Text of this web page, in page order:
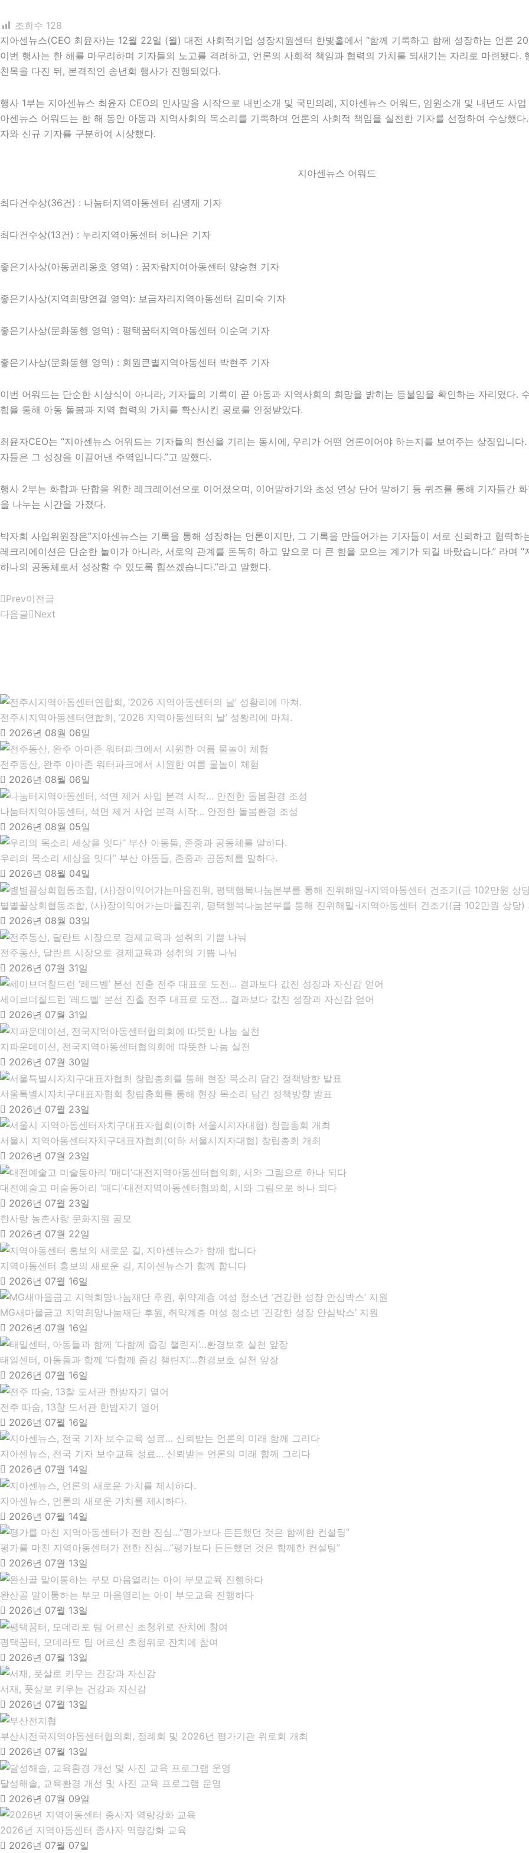
조회수 128
지아센뉴스(CEO 최윤자)는 12월 22일 (월) 대전 사회적기업 성장지원센터 한빛홀에서 “함께 기록하고 함께 성장하는 언론
이번 행사는 한 해를 마무리하며 기자들의 노고를 격려하고, 언론의 사회적 책임과 협력의 가치를 되새기는 자리로 마련됐다.
친목을 다진 뒤, 본격적인 송년회 행사가 진행되었다.
행사 1부는 지아센뉴스 최윤자 CEO의 인사말을 시작으로 내빈소개 및 국민의례, 지아센뉴스 어워드, 임원소개 및 내년도 사
아센뉴스 어워드는 한 해 동안 아동과 지역사회의 목소리를 기록하며 언론의 사회적 책임을 실천한 기자를 선정하여 수상했
자와 신규 기자를 구분하여 시상했다.
지아센뉴스 어워드
최다건수상(36건) : 나눔터지역아동센터 김명재 기자
최다건수상(13건) : 누리지역아동센터 허나은 기자
좋은기사상(아동권리옹호 영역) : 꿈자람지여아동센터 양승현 기자
좋은기사상(지역희망연결 영역): 보금자리지역아동센터 김미숙 기자
좋은기사상(문화동행 영역) : 평택꿈터지역아동센터 이순덕 기자
좋은기사상(문화동행 영역) : 회원큰별지역아동센터 박현주 기자
이번 어워드는 단순한 시상식이 아니라, 기자들의 기록이 곧 아동과 지역사회의 희망을 밝히는 등불임을 확인하는 자리였다.
힘을 통해 아동 돌봄과 지역 협력의 가치를 확산시킨 공로를 인정받았다.
최윤자CEO는 “지아센뉴스 어워드는 기자들의 헌신을 기리는 동시에, 우리가 어떤 언론이어야 하는지를 보여주는 상징입니
자들은 그 성장을 이끌어낸 주역입니다.”고 말했다.
행사 2부는 화합과 단합을 위한 레크레이션으로 이어졌으며, 이어말하기와 초성 연상 단어 말하기 등 퀴즈를 통해 기자들간
을 나누는 시간을 가졌다.
박자희 사업위원장은”지아센뉴스는 기록을 통해 성장하는 언론이지만, 그 기록을 만들어가는 기자들이 서로 신뢰하고 협력
레크리에이션은 단순한 놀이가 아니라, 서로의 관계를 돈독히 하고 앞으로 더 큰 힘을 모으는 계기가 되길 바랐습니다.” 라며
하나의 공동체로서 성장할 수 있도록 힘쓰겠습니다.”라고 말했다.
Prev이전글
다음글 Next
전주시지역아동센터연합회, ‘2026 지역아동센터의 날’ 성황리에 마쳐.
2026년 08월 06일
전주동산, 완주 아마존 워터파크에서 시원한 여름 물놀이 체험
2026년 08월 06일
나눔터지역아동센터, 석면 제거 사업 본격 시작… 안전한 돌봄환경 조성
2026년 08월 05일
우리의 목소리 세상을 잇다” 부산 아동들, 존중과 공동체를 말하다.
2026년 08월 04일
별별꼴상회협동조합, (사)장이익어가는마을진위, 평택행복나눔본부를 통해 진위해밀-i지역아동센터 건조기(금 102만원 상당)
2026년 08월 03일
전주동산, 달란트 시장으로 경제교육과 성취의 기쁨 나눠
2026년 07월 31일
세이브더칠드런 ‘레드벨’ 본선 진출 전주 대표로 도전… 결과보다 값진 성장과 자신감 얻어
2026년 07월 31일
지파운데이션, 전국지역아동센터협의회에 따뜻한 나눔 실천
2026년 07월 30일
서울특별시자치구대표자협회 창립총회를 통해 현장 목소리 담긴 정책방향 발표
2026년 07월 23일
서울시 지역아동센터자치구대표자협회(이하 서울시지자대협)​ 창립총회 개최
2026년 07월 23일
대전예술고 미술동아리 ‘매디’·대전지역아동센터협의회, 시와 그림으로 하나 되다
2026년 07월 23일
한사랑 농촌사랑 문화지원 공모
2026년 07월 22일
지역아동센터 홍보의 새로운 길, 지아센뉴스가 함께 합니다
2026년 07월 16일
MG새마을금고 지역희망나눔재단 후원, 취약계층 여성 청소년 ‘건강한 성장 안심박스’ 지원
2026년 07월 16일
태일센터, 아동들과 함께 ‘다함께 줍깅 챌린지’…환경보호 실천 앞장
2026년 07월 16일
전주 따숨, 13찰 도서관 한밤자기 열어
2026년 07월 16일
지아센뉴스, 전국 기자 보수교육 성료… 신뢰받는 언론의 미래 함께 그리다
2026년 07월 14일
지아센뉴스, 언론의 새로운 가치를 제시하다.
2026년 07월 14일
평가를 마친 지역아동센터가 전한 진심…”평가보다 든든했던 것은 함께한 컨설팅”
2026년 07월 13일
완산골 말이통하는 부모 마음열리는 아이 부모교육 진행하다
2026년 07월 13일
평택꿈터, 모데라토 팀 어르신 초청위로 잔치에 참여
2026년 07월 13일
서재, 풋살로 키우는 건강과 자신감
2026년 07월 13일
부산시전국지역아동센터협의회, 정례회 및 2026년 평가기관 위로회 개최
2026년 07월 13일
달성해솔, 교육환경 개선 및 사진 교육 프로그램 운영
2026년 07월 09일
2026년 지역아동센터 종사자 역량강화 교육
2026년 07월 07일